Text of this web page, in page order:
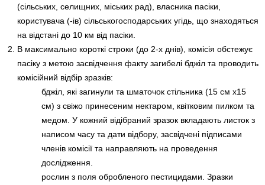
(сільських, селищних, міських рад), власника пасіки,
користувача (-ів) сільськогосподарських угідь, що знаходяться
на відстані до 10 км від пасіки.
В максимально короткі строки (до 2-х днів), комісія обстежує
пасіку з метою засвідчення факту загибелі бджіл та проводить
комісійний відбір зразків:
бджіл, які загинули та шматочок стільника (15 см х15
см) з свіжо принесеним нектаром, квітковим пилком та
медом. У кожний відібраний зразок вкладають листок з
написом часу та дати відбору, засвідчені підписами
членів комісії та направляють на проведення
дослідження.
рослин з поля обробленого пестицидами. Зразки